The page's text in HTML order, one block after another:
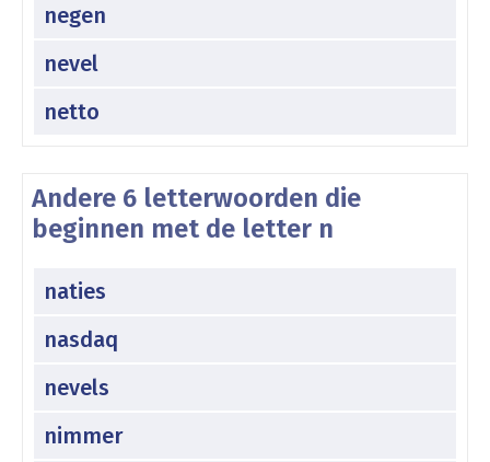
negen
nevel
netto
Andere 6 letterwoorden die
beginnen met de letter n
naties
nasdaq
nevels
nimmer